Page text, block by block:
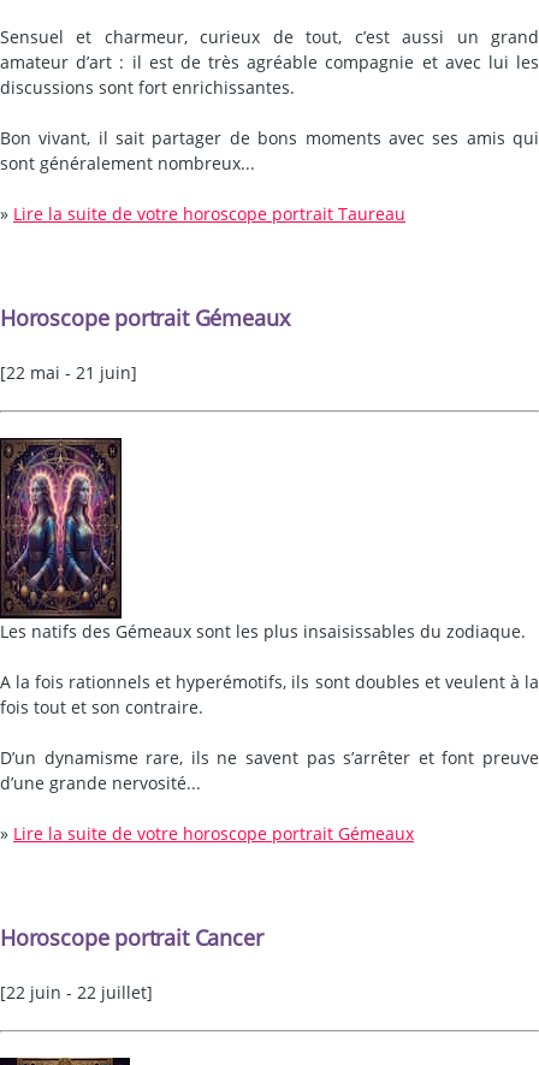
Sensuel et charmeur, curieux de tout, c’est aussi un grand
amateur d’art : il est de très agréable compagnie et avec lui les
discussions sont fort enrichissantes.
Bon vivant, il sait partager de bons moments avec ses amis qui
sont généralement nombreux...
» Lire la suite de votre horoscope portrait Taureau
Horoscope portrait Gémeaux
[22 mai - 21 juin]
Les natifs des Gémeaux sont les plus insaisissables du zodiaque.
A la fois rationnels et hyperémotifs, ils sont doubles et veulent à la
fois tout et son contraire.
D’un dynamisme rare, ils ne savent pas s’arrêter et font preuve
d’une grande nervosité...
» Lire la suite de votre horoscope portrait Gémeaux
Horoscope portrait Cancer
[22 juin - 22 juillet]